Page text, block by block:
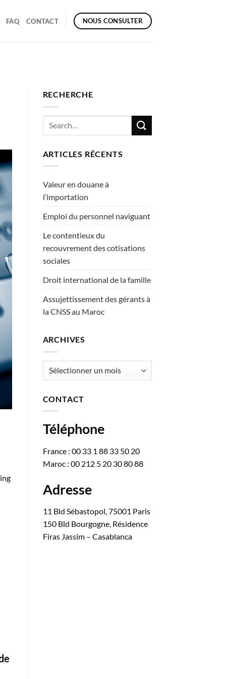
FAQ CONTACT NOUS CONSULTER
RECHERCHE
ARTICLES RÉCENTS
Valeur en douane à
l’importation
Emploi du personnel naviguant
Le contentieux du
recouvrement des cotisations
sociales
Droit international de la famille
Assujettissement des gérants à
la CNSS au Maroc
ARCHIVES
Archives
CONTACT
Téléphone
France : 00 33 1 88 33 50 20
Maroc : 00 212 5 20 30 80 88
Adresse
11 Bld Sébastopol, 75001 Paris
150 Bld Bourgogne, Résidence
Firas Jassim – Casablanca